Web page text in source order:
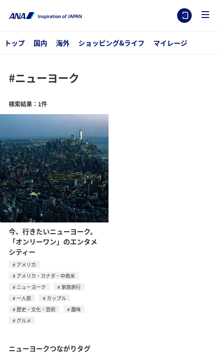
トップ 国内 海外 ショッピング&ライフ マイレージ
#ニューヨーク
検索結果：1件
今、行きたいニューヨーク。
「オンリーワン」のエンタメ
シティー
アメリカ
アメリカ・カナダ・中南米
ニューヨーク
家族旅行
一人旅
カップル
歴史・文化・芸術
趣味
グルメ
ニューヨークつながりタグ